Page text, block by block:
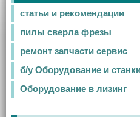
статьи и рекомендации
пилы сверла фрезы
ремонт запчасти сервис
б/у Оборудование и
Оборудование в лизинг